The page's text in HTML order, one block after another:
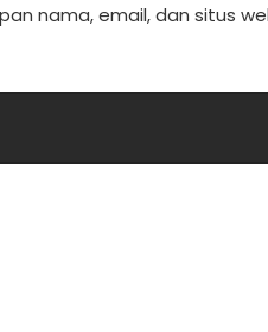
nama, email, dan situs